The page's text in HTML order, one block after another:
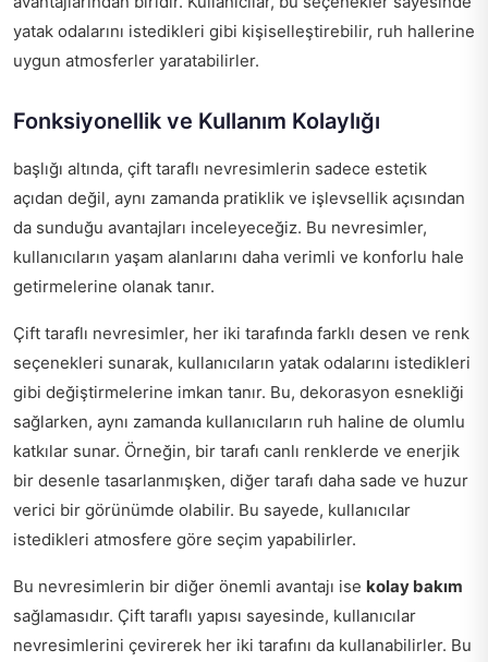
yatak odalarını istedikleri gibi kişiselleştirebilir, ruh hallerine
uygun atmosferler yaratabilirler.
Fonksiyonellik ve Kullanım Kolaylığı
başlığı altında, çift taraflı nevresimlerin sadece estetik
açıdan değil, aynı zamanda pratiklik ve işlevsellik açısından
da sunduğu avantajları inceleyeceğiz. Bu nevresimler,
kullanıcıların yaşam alanlarını daha verimli ve konforlu hale
getirmelerine olanak tanır.
Çift taraflı nevresimler, her iki tarafında farklı desen ve renk
seçenekleri sunarak, kullanıcıların yatak odalarını istedikleri
gibi değiştirmelerine imkan tanır. Bu, dekorasyon esnekliği
sağlarken, aynı zamanda kullanıcıların ruh haline de olumlu
katkılar sunar. Örneğin, bir tarafı canlı renklerde ve enerjik
bir desenle tasarlanmışken, diğer tarafı daha sade ve huzur
verici bir görünümde olabilir. Bu sayede, kullanıcılar
istedikleri atmosfere göre seçim yapabilirler.
Bu nevresimlerin bir diğer önemli avantajı ise kolay bakım
sağlamasıdır. Çift taraflı yapısı sayesinde, kullanıcılar
nevresimlerini çevirerek her iki tarafını da kullanabilirler. Bu